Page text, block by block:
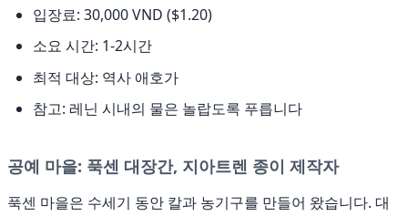
입장료: 30,000 VND ($1.20)
소요 시간: 1-2시간
최적 대상: 역사 애호가
참고: 레닌 시내의 물은 놀랍도록 푸릅니다
공예 마을: 푹센 대장간, 지아트렌 종이 제작자
푹센 마을은 수세기 동안 칼과 농기구를 만들어 왔습니다. 대